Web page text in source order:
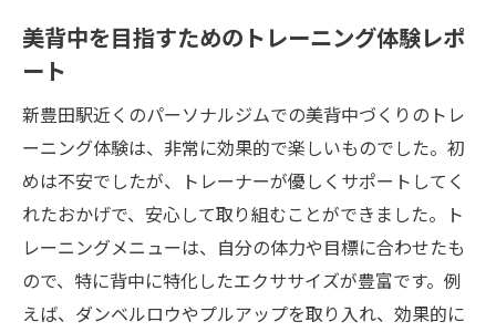
美背中を目指すためのトレーニング体験レポ
ート
新豊田駅近くのパーソナルジムでの美背中づくりのトレ
ーニング体験は、非常に効果的で楽しいものでした。初
めは不安でしたが、トレーナーが優しくサポートしてく
れたおかげで、安心して取り組むことができました。ト
レーニングメニューは、自分の体力や目標に合わせたも
ので、特に背中に特化したエクササイズが豊富です。例
えば、ダンベルロウやプルアップを取り入れ、効果的に